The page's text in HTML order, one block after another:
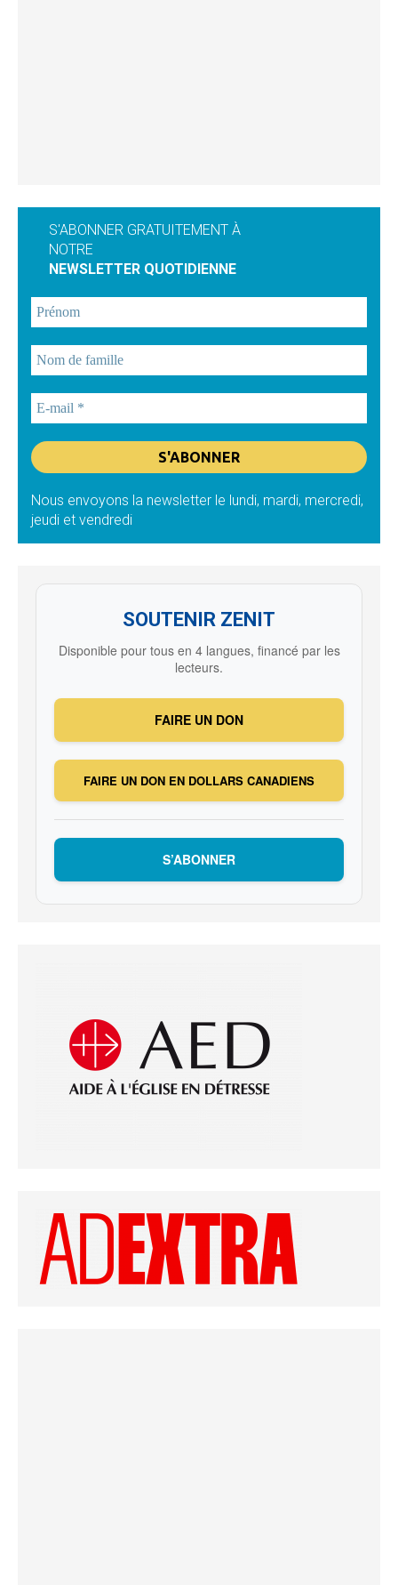
S'ABONNER GRATUITEMENT À
NOTRE
NEWSLETTER QUOTIDIENNE
Nous envoyons la newsletter le lundi, mardi, mercredi,
jeudi et vendredi
SOUTENIR ZENIT
Disponible pour tous en 4 langues, financé par les
lecteurs.
FAIRE UN DON
FAIRE UN DON EN DOLLARS CANADIENS
S’ABONNER